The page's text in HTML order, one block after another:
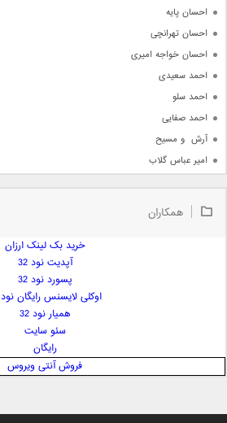
احسان پایه
احسان تهرانچی
احسان خواجه امیری
احمد سعیدی
احمد سلو
احمد صفایی
آرش  و مسیح
امیر عباس گلاب
امیر علی
ایمان غلامی
بابک جهانبخش
همکاران
خرید بک لینک ارزان
آپدیت نود 32
پسورد نود 32
اوکلی لایسنس رایگان نود 32
همیار نود 32
سئو سایت
رایگان
فروش آنتی ویروس